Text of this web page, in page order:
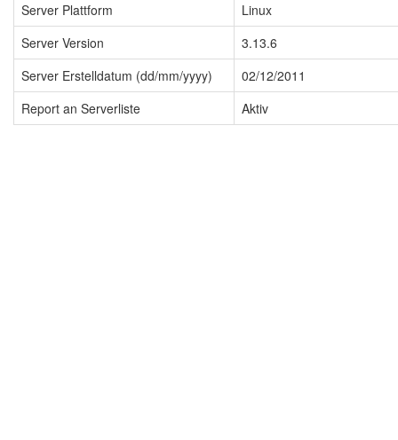
Server Plattform
Linux
Server Version
3.13.6
Server Erstelldatum (dd/mm/yyyy)
02/12/2011
Report an Serverliste
Aktiv